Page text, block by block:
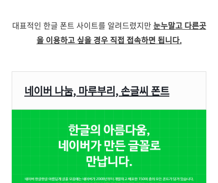
대표적인 한글 폰트 사이트를 알려드렸지만 눈누말고 다른곳
을 이용하고 싶을 경우 직접 접속하면 됩니다.
네이버 나눔, 마루부리, 손글씨 폰트